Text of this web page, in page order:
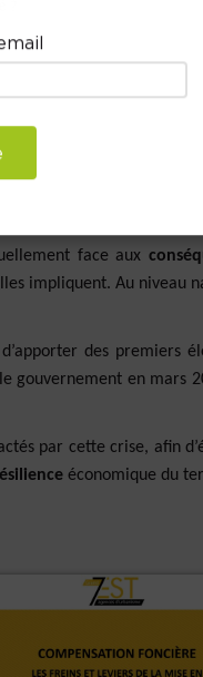
face aux
impliquent. Au niveau
des premiers
gouvernement en mars
par cette crise, afin
économique du